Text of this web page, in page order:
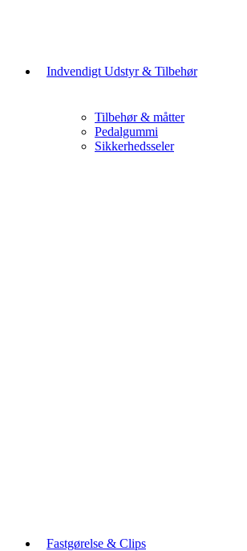
Indvendigt Udstyr & Tilbehør
Tilbehør & måtter
Pedalgummi
Sikkerhedsseler
Fastgørelse & Clips